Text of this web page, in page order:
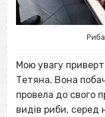
Мою увагу
Тетяна. Вона
провела до свого
видів риби, серед